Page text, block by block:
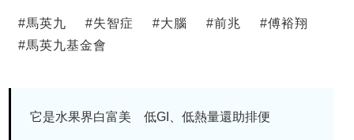
#馬英九 #失智症 #大腦 #前兆 #傅裕翔
#馬英九基金會
它是水果界白富美 低GI、低熱量還助排便